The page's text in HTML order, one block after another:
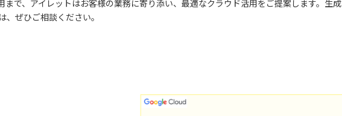
まで、アイレットはお客様の業務に寄り添い、最適なクラウド活用をご提案します。生成
ぜひご相談ください。